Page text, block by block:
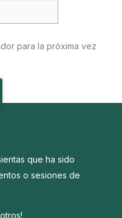
para la próxima vez
que ha sido
o sesiones de